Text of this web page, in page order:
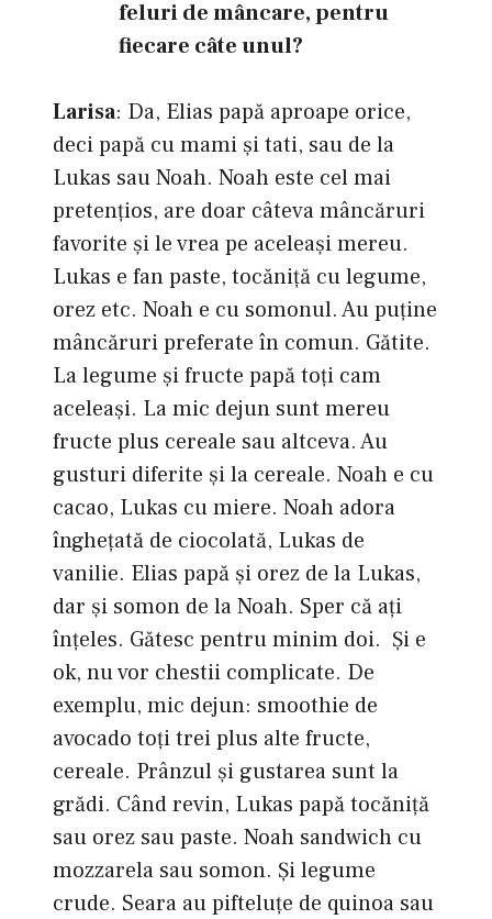
feluri de mâncare, pentru
fiecare câte unul?
Larisa: Da, Elias papă aproape orice,
deci papă cu mami și tati, sau de la
Lukas sau Noah. Noah este cel mai
pretențios, are doar câteva mâncăruri
favorite și le vrea pe aceleași mereu.
Lukas e fan paste, tocăniță cu legume,
orez etc. Noah e cu somonul. Au puține
mâncăruri preferate în comun. Gătite.
La legume și fructe papă toți cam
aceleași. La mic dejun sunt mereu
fructe plus cereale sau altceva. Au
gusturi diferite și la cereale. Noah e cu
cacao, Lukas cu miere. Noah adora
înghețată de ciocolată, Lukas de
vanilie. Elias papă și orez de la Lukas,
dar și somon de la Noah. Sper că aţi
înțeles. Gătesc pentru minim doi. Și e
ok, nu vor chestii complicate. De
exemplu, mic dejun: smoothie de
avocado toți trei plus alte fructe,
cereale. Prânzul și gustarea sunt la
grădi. Când revin, Lukas papă tocăniță
sau orez sau paste. Noah sandwich cu
mozzarela sau somon. Și legume
crude. Seara au pifteluţe de quinoa sau